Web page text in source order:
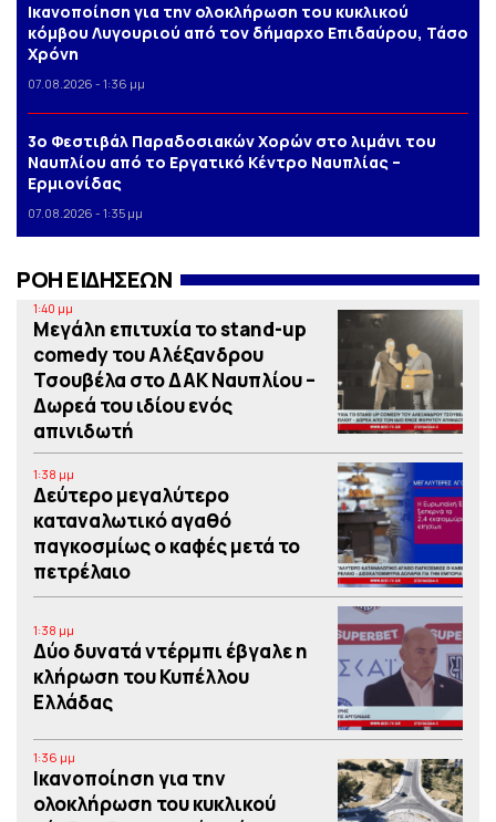
Iκανοποίηση για την ολοκλήρωση του κυκλικού
κόμβου Λυγουριού από τον δήμαρχο Επιδαύρου, Τάσο
Χρόνη
07.08.2026 - 1:36 μμ
3o Φεστιβάλ Παραδοσιακών Χορών στο λιμάνι του
Ναυπλίου από το Εργατικό Κέντρο Ναυπλίας –
Ερμιονίδας
07.08.2026 - 1:35 μμ
ΡΟΗ ΕΙΔΗΣΕΩΝ
1:40 μμ
Μεγάλη επιτυχία το stand-up
comedy του Αλέξανδρου
Τσουβέλα στο ΔΑΚ Ναυπλίου –
Δωρεά του ιδίου ενός
απινιδωτή
1:38 μμ
Δεύτερο μεγαλύτερο
καταναλωτικό αγαθό
παγκοσμίως ο καφές μετά το
πετρέλαιο
1:38 μμ
Δύο δυνατά ντέρμπι έβγαλε η
κλήρωση του Κυπέλλου
Ελλάδας
1:36 μμ
Iκανοποίηση για την
ολοκλήρωση του κυκλικού